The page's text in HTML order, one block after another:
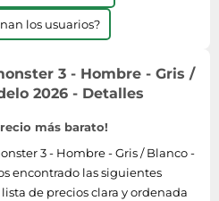
los usuarios?
3 - Hombre - Gris /
2026 - Detalles
más barato!
3 - Hombre - Gris / Blanco -
encontrado las siguientes
de precios clara y ordenada